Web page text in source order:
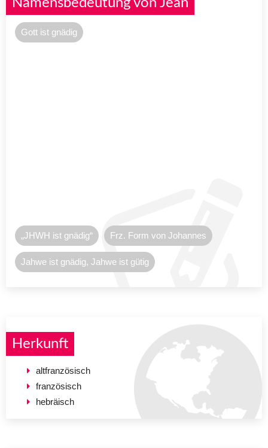
Namensbedeutung von Jean
Gott ist gnädig
„JHWH ist gnädig“ Frz. Form von Johannes
Jahwe ist gnädig, Jahwe ist gütig
Herkunft
altfranzösisch
französisch
hebräisch